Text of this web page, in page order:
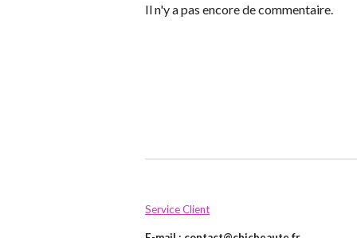
Il n'y a pas encore de commentaire.
Service Client